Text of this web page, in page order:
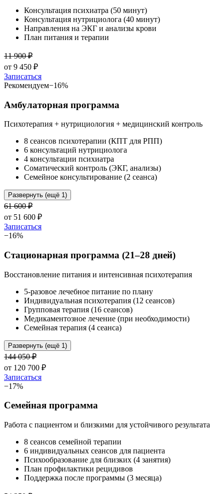
Консультация психиатра (50 минут)
Консультация нутрициолога (40 минут)
Направления на ЭКГ и анализы крови
План питания и терапии
11 900₽
от 9 450 ₽
Записаться
Рекомендуем−16%
Амбулаторная программа
Психотерапия + нутрициология + медицинский контроль
8 сеансов психотерапии (КПТ для РПП)
6 консультаций нутрициолога
4 консультации психиатра
Соматический контроль (ЭКГ, анализы)
Семейное консультирование (2 сеанса)
Развернуть (ещё 1)
61 600₽
от 51 600 ₽
Записаться
−16%
Стационарная программа (21–28 дней)
Восстановление питания и интенсивная психотерапия
5-разовое лечебное питание по плану
Индивидуальная психотерапия (12 сеансов)
Групповая терапия (16 сеансов)
Медикаментозное лечение (при необходимости)
Семейная терапия (4 сеанса)
Развернуть (ещё 1)
144 050₽
от 120 700 ₽
Записаться
−17%
Семейная программа
Работа с пациентом и близкими для устойчивого результата
8 сеансов семейной терапии
6 индивидуальных сеансов для пациента
Психообразование для близких (4 занятия)
План профилактики рецидивов
Поддержка после программы (3 месяца)